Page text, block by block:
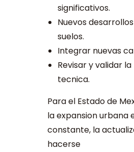
significativos.
Nuevos
suelos.
Integrar nuevas
Revisar y validar
tecnica.
Para el Estado de
la expansion urbana
constante, la
hacerse